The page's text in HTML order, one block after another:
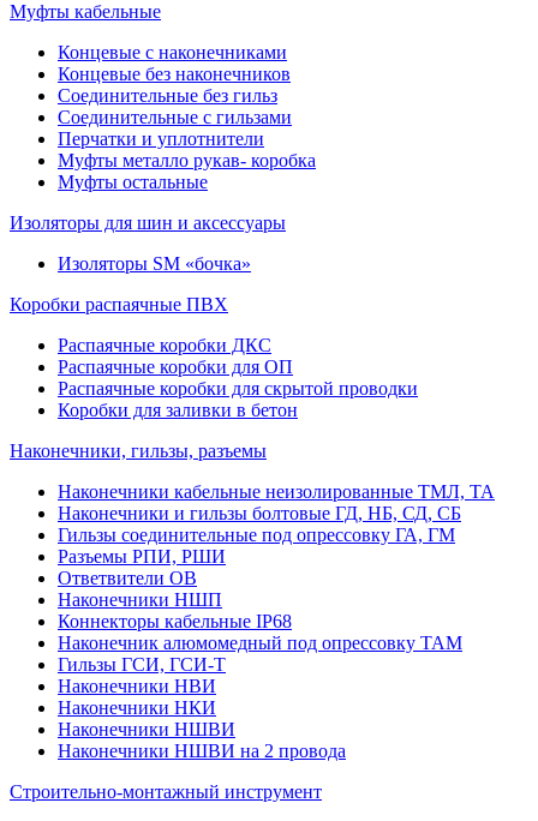
Муфты кабельные
Концевые с наконечниками
Концевые без наконечников
Соединительные без гильз
Соединительные с гильзами
Перчатки и уплотнители
Муфты металло рукав- коробка
Муфты остальные
Изоляторы для шин и аксессуары
Изоляторы SM «бочка»
Коробки распаячные ПВХ
Распаячные коробки ДКС
Распаячные коробки для ОП
Распаячные коробки для скрытой проводки
Коробки для заливки в бетон
Наконечники, гильзы, разъемы
Наконечники кабельные неизолированные ТМЛ, ТА
Наконечники и гильзы болтовые ГД, НБ, СД, СБ
Гильзы соединительные под опрессовку ГА, ГМ
Разъемы РПИ, РШИ
Ответвители ОВ
Наконечники НШП
Коннекторы кабельные IP68
Наконечник алюмомедный под опрессовку ТАМ
Гильзы ГСИ, ГСИ-Т
Наконечники НВИ
Наконечники НКИ
Наконечники НШВИ
Наконечники НШВИ на 2 провода
Строительно-монтажный инструмент